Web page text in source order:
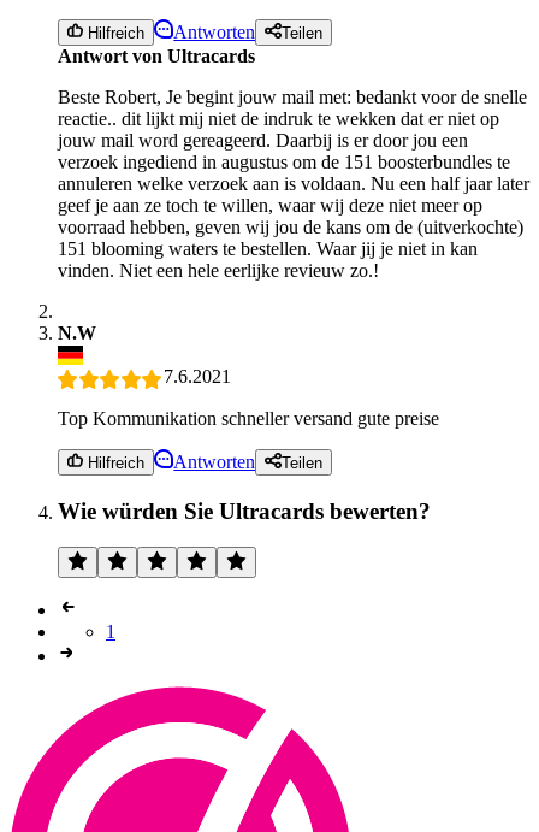
Hilfreich Antworten Teilen
Antwort von Ultracards
Beste Robert, Je begint jouw mail met: bedankt voor de snelle
reactie.. dit lijkt mij niet de indruk te wekken dat er niet op
jouw mail word gereageerd. Daarbij is er door jou een
verzoek ingediend in augustus om de 151 boosterbundles te
annuleren welke verzoek aan is voldaan. Nu een half jaar later
geef je aan ze toch te willen, waar wij deze niet meer op
voorraad hebben, geven wij jou de kans om de (uitverkochte)
151 blooming waters te bestellen. Waar jij je niet in kan
vinden. Niet een hele eerlijke revieuw zo.!
N.W
7.6.2021
Top Kommunikation schneller versand gute preise
Hilfreich Antworten Teilen
Wie würden Sie Ultracards bewerten?
1